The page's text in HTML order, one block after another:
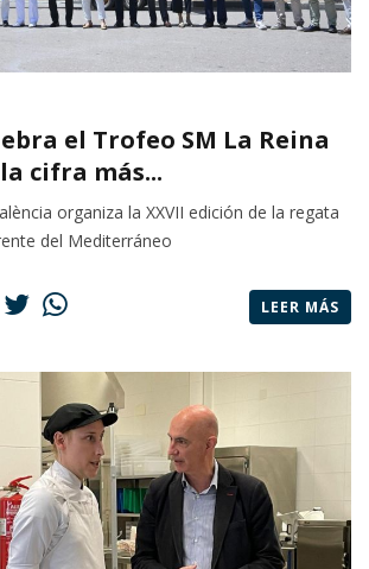
el Trofeo SM La Reina
cifra más...
organiza la XXVII edición de la regata
del Mediterráneo
LEER MÁS